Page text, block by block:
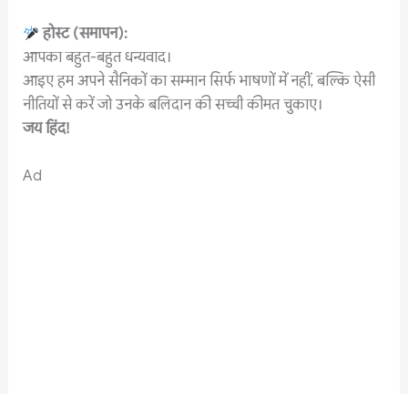
होस्ट(समापन):
आपका बहुत-बहुत धन्यवाद।
आइए हम अपने सैनिकों का सम्मान सिर्फ भाषणों में नहीं, बल्कि ऐसी
नीतियों से करें जो उनके बलिदान की सच्ची कीमत चुकाए।
जय हिंद!
Ad